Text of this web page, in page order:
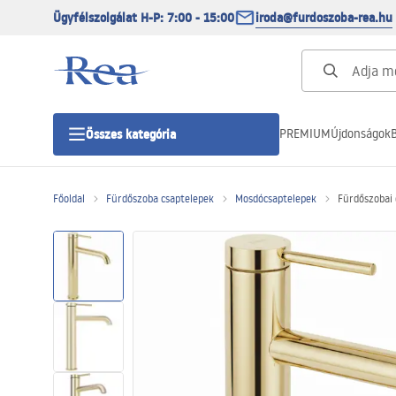
Ügyfélszolgálat H-P: 7:00 - 15:00 iroda@furdoszoba-rea.hu
Összes kategória
Zuhanyajtó
Zuhanytálcák
Zuhanylefolyók
PREMIUMÚjdonságok
Főoldal Fürdőszoba csaptelepek Mosdócsaptelepek Fürdőszobai